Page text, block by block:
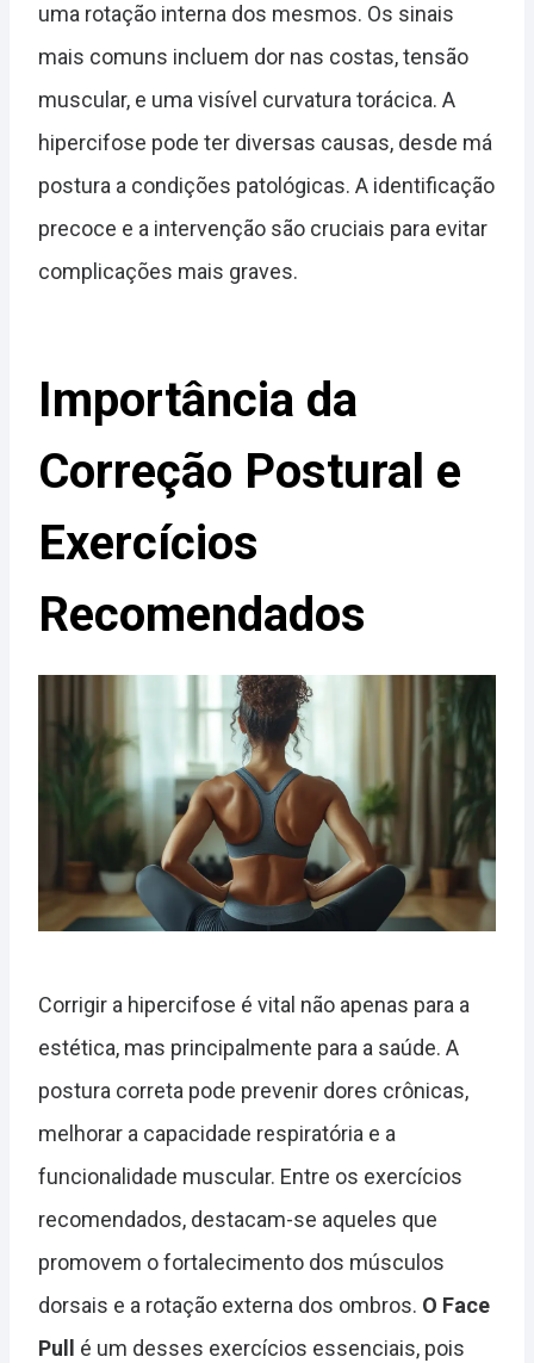
uma rotação interna dos mesmos. Os sinais
mais comuns incluem dor nas costas, tensão
muscular, e uma visível curvatura torácica. A
hipercifose pode ter diversas causas, desde má
postura a condições patológicas. A identificação
precoce e a intervenção são cruciais para evitar
complicações mais graves.
Importância da
Correção Postural e
Exercícios
Recomendados
Corrigir a hipercifose é vital não apenas para a
estética, mas principalmente para a saúde. A
postura correta pode prevenir dores crônicas,
melhorar a capacidade respiratória e a
funcionalidade muscular. Entre os exercícios
recomendados, destacam-se aqueles que
promovem o fortalecimento dos músculos
dorsais e a rotação externa dos ombros. O Face
Pull
é um desses exercícios essenciais, pois